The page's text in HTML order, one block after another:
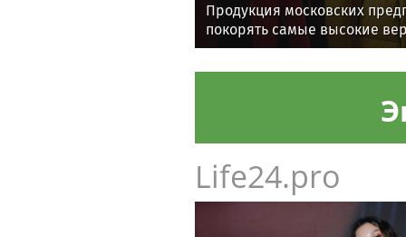
Продукция московских
покорять самые высокие
Life24.pro